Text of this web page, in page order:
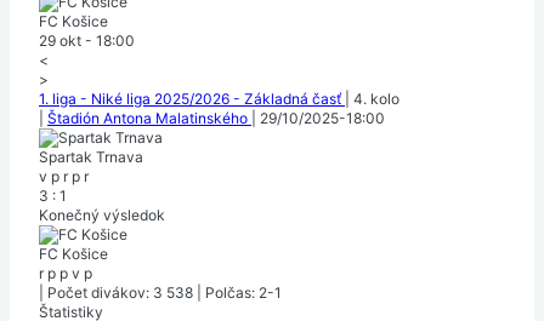
FC Košice
29 okt - 18:00
<
>
1. liga - Niké liga 2025/2026 - Základná časť
4. kolo
Štadión Antona Malatinského 29/10/2025-18:00
Spartak Trnava
v p r p r
3 : 1
Konečný výsledok
FC Košice
r p p v p
Počet divákov: 3 538
Polčas: 2-1
Štatistiky